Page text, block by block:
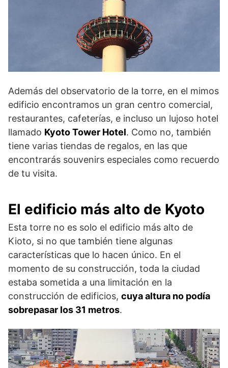
Además del observatorio de la torre, en el mimos
edificio encontramos un gran centro comercial,
restaurantes, cafeterías, e incluso un lujoso hotel
llamado Kyoto Tower Hotel. Como no, también
tiene varias tiendas de regalos, en las que
encontrarás souvenirs especiales como recuerdo
de tu visita.
El edificio más alto de Kyoto
Esta torre no es solo el edificio más alto de
Kioto, si no que también tiene algunas
características que lo hacen único. En el
momento de su construcción, toda la ciudad
estaba sometida a una limitación en la
construcción de edificios, cuya altura no podía
sobrepasar los 31 metros.